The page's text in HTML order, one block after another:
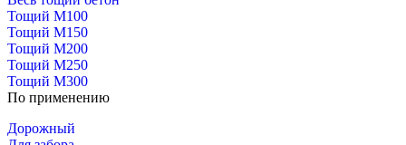
Тощий М100
Тощий М150
Тощий М200
Тощий М250
Тощий М300
По применению
Дорожный